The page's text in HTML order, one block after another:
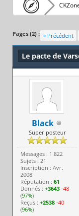
Pages (2) : « Précédent
Le pacte de
Black
Super posteur
Messages : 1 822
Sujets : 21
Inscription : Avr.
2008
Réputation :61
Donnés :+3643 -48
(97%)
Reçus :+2538 -40
(96%)